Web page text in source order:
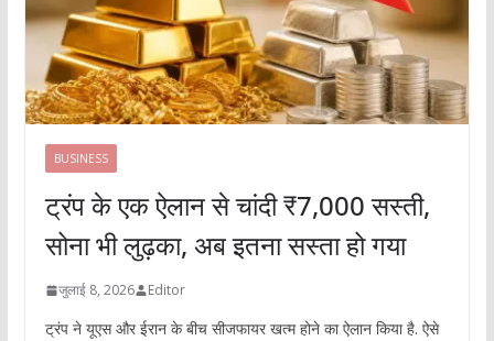
BUSINESS
ट्रंप के एक ऐलान से चांदी ₹7,000 सस्ती,
सोना भी लुढ़का, अब इतना सस्ता हो गया
जुलाई 8, 2026 Editor
ट्रंप ने यूएस और ईरान के बीच सीजफायर खत्म होने का ऐलान किया है. ऐसे